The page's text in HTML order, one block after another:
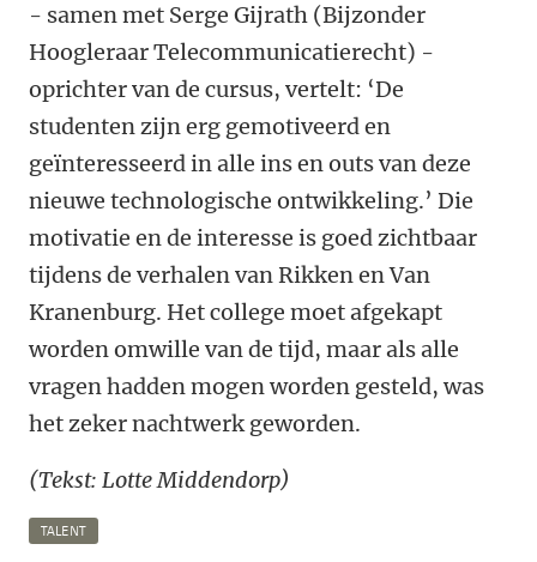
- samen met Serge Gijrath (Bijzonder
Hoogleraar Telecommunicatierecht) -
oprichter van de cursus, vertelt: ‘De
studenten zijn erg gemotiveerd en
geïnteresseerd in alle ins en outs van deze
nieuwe technologische ontwikkeling.’ Die
motivatie en de interesse is goed zichtbaar
tijdens de verhalen van Rikken en Van
Kranenburg. Het college moet afgekapt
worden omwille van de tijd, maar als alle
vragen hadden mogen worden gesteld, was
het zeker nachtwerk geworden.
(Tekst: Lotte Middendorp)
TALENT